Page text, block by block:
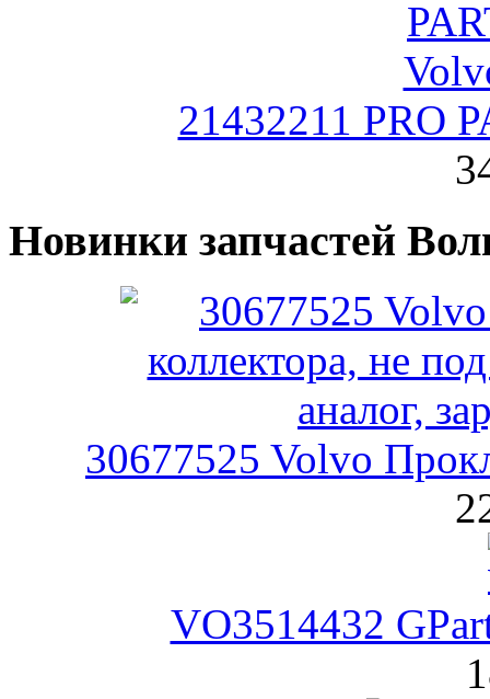
21432211 PRO
Новинки запчастей
30677525 Volvo
VO3514432